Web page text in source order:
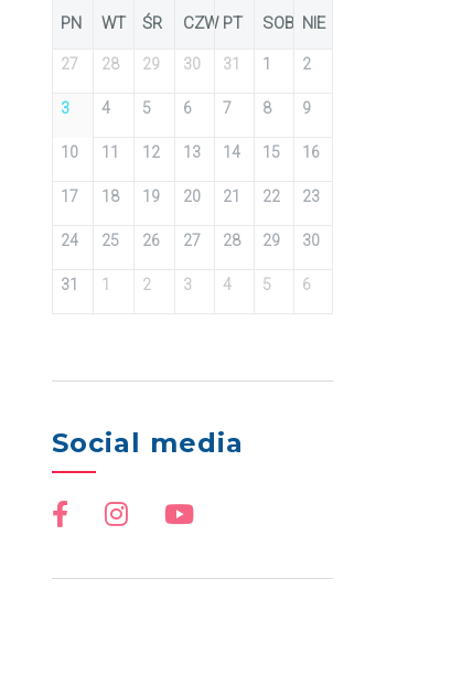
PN WT ŚR CZW PT SOB NIE
27 28 29 30 31 1 2
3 4 5 6 7 8 9
10 11 12 13 14 15 16
17 18 19 20 21 22 23
24 25 26 27 28 29 30
31 1 2 3 4 5 6
Social media